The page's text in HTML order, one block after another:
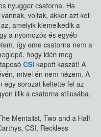
nyugger csatorna. Ha
voltak, akkor azt kell
amelyik kiemelkedik a
a nyomozós és egyéb
így eme csatorna nem a
hogy idén meg
CSI kapott kaszát! A
mivel én nem nézem. A
egy sorozat keltette fel az
illik a csatorna stílusába.
Mentalist, Two and a Half
CSI, Reckless